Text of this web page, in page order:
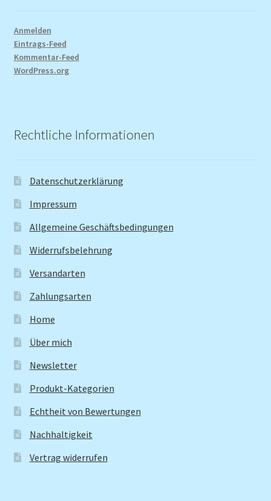
Anmelden
Eintrags-Feed
Kommentar-Feed
WordPress.org
Rechtliche Informationen
Datenschutzerklärung
Impressum
Allgemeine Geschäftsbedingungen
Widerrufsbelehrung
Versandarten
Zahlungsarten
Home
Über mich
Newsletter
Produkt-Kategorien
Echtheit von Bewertungen
Nachhaltigkeit
Vertrag widerrufen